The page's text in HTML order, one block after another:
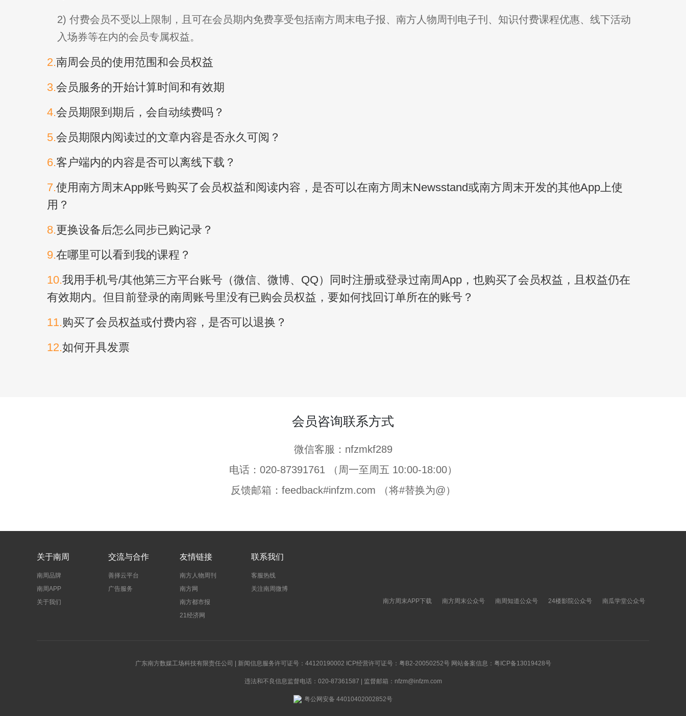
2) 付费会员不受以上限制，且可在会员期内免费享受包括南方周末电子报、南方人物周刊电子刊、知识付费课程优惠、线下活动
入场券等在内的会员专属权益。
2.南周会员的使用范围和会员权益
3.会员服务的开始计算时间和有效期
4.会员期限到期后，会自动续费吗？
5.会员期限内阅读过的文章内容是否永久可阅？
6.客户端内的内容是否可以离线下载？
7.使用南方周末App账号购买了会员权益和阅读内容，是否可以在南方周末Newsstand或南方周末开发的其他App上使
用？
8.更换设备后怎么同步已购记录？
9.在哪里可以看到我的课程？
10.我用手机号/其他第三方平台账号（微信、微博、QQ）同时注册或登录过南周App，也购买了会员权益，且权益仍在
有效期内。但目前登录的南周账号里没有已购会员权益，要如何找回订单所在的账号？
11.购买了会员权益或付费内容，是否可以退换？
12.如何开具发票
会员咨询联系方式
微信客服：nfzmkf289
电话：020-87391761 （周一至周五 10:00-18:00）
反馈邮箱：feedback#infzm.com （将#替换为@）
关于南周
南周品牌
南周APP
关于我们
交流与合作
善择云平台
广告服务
友情链接
南方人物周刊
南方网
南方都市报
21经济网
联系我们
客服热线
关注南周微博
南方周末APP下载
南方周末公众号 南周知道公众号 24楼影院公众号 南瓜学堂公众号
广东南方数媒工场科技有限责任公司 | 新闻信息服务许可证号：44120190002 ICP经营许可证号：粤B2-20050252号 网站备案信息： 粤ICP备13019428号
违法和不良信息监督电话：020-87361587 | 监督邮箱：nfzm@infzm.com
粤公网安备 44010402002852号